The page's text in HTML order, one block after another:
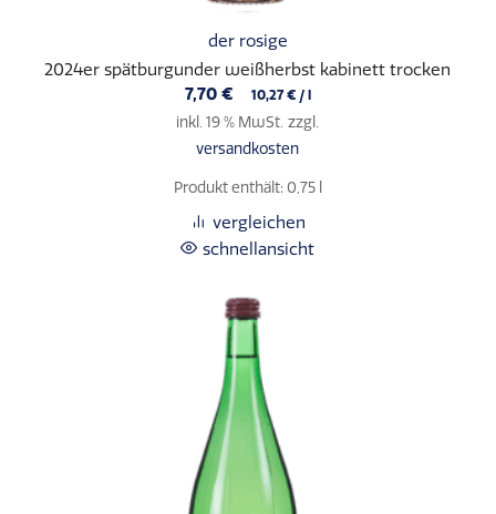
der rosige
2024er spätburgunder weißherbst kabinett trocken
7,70 € 10,27 €/ l
inkl. 19 % MwSt. zzgl.
versandkosten
Produkt enthält: 0,75
vergleichen
schnellansicht